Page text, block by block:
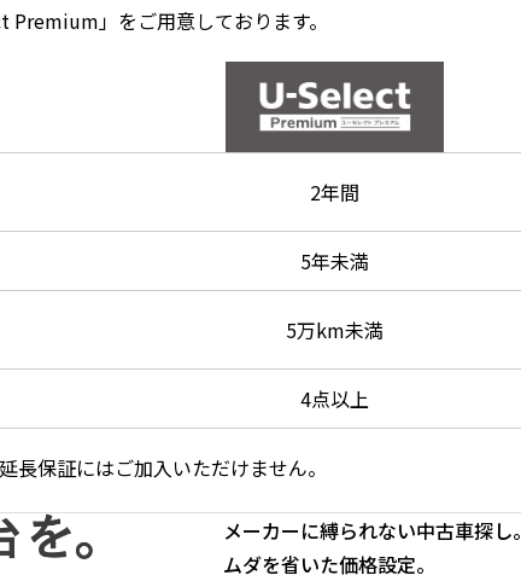
」をご用意しております。
2年間
5年未満
5万km未満
4点以上
保証にはご加入いただけません。
メーカーに縛られない中古車探し。
ムダを省いた価格設定。